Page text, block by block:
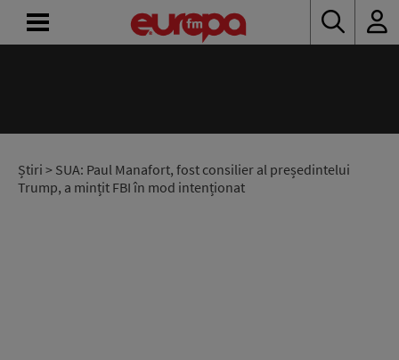
Știri > SUA: Paul Manafort, fost consilier al președintelui
Trump, a mințit FBI în mod intenționat
RADIO